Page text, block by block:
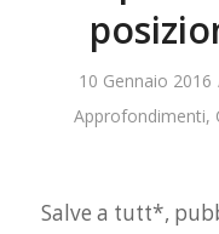
10 Gennaio 2016
Approfondimenti,
Salve a tutt*,